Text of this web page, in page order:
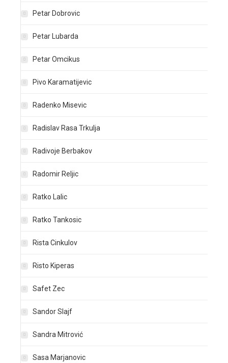
Petar Dobrovic
Petar Lubarda
Petar Omcikus
Pivo Karamatijevic
Radenko Misevic
Radislav Rasa Trkulja
Radivoje Berbakov
Radomir Reljic
Ratko Lalic
Ratko Tankosic
Rista Cinkulov
Risto Kiperas
Safet Zec
Sandor Slajf
Sandra Mitrović
Sasa Marjanovic